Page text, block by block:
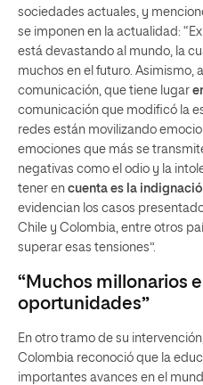
sociedades actuales, y
se imponen en la actualidad:
está devastando al mundo, la
muchos en el futuro. Asimismo,
comunicación, que tiene lugar
comunicación que modificó la
redes están movilizando
emociones que más se
negativas como el odio y la
tener en cuenta es la
evidencian los casos
Chile y Colombia, entre otros
superar esas tensiones”.
“Muchos millonarios
oportunidades”
En otro tramo de su
Colombia reconoció que la
importantes avances en el